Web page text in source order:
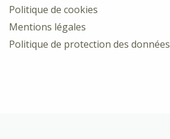
Politique de cookies
Mentions légales
Politique de protection des données